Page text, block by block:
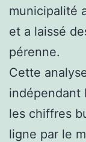
municipalité
et a laissé
pérenne.
Cette
indépendant
les chiffres
ligne par le